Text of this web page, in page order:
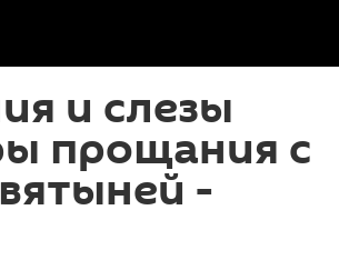
и слезы
прощания с
-